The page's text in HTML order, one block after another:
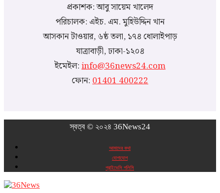
প্রকাশক: আবু সায়েম খালেদ
পরিচালক: এইচ. এম. মুহিউদ্দিন খান
আসকান টাওয়ার, ৬ষ্ঠ তলা, ১৭৪ ধোলাইপাড়
যাত্রাবাড়ী, ঢাকা-১২০৪
ইমেইল:info@36news24.com
ফোন:01401 400222
স্বত্ব © ২০২৪ 36News24
আমাদের কথা
যোগাযোগ
প্রাইভেসি পলিসি